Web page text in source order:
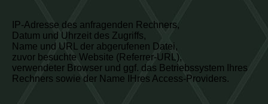
IP-Adresse des anfragenden Rechners,
Datum und Uhrzeit des Zugriffs,
Name und URL der abgerufenen Datei,
zuvor besuchte Website (Referrer-URL),
verwendeter Browser und ggf. das Betriebssystem Ihres
Rechners sowie der Name IHres Access-Providers.